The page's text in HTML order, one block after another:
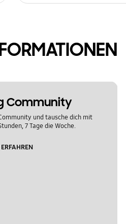
Community
und tausche dich mit
7 Tage die Woche.